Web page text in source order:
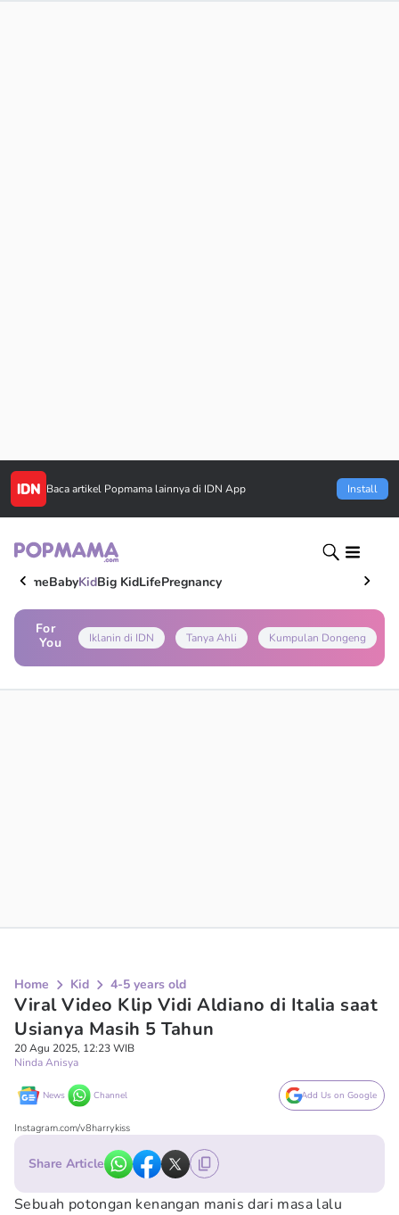
Baca artikel Popmama lainnya di IDN App Install
HomeBabyKidBig KidLifePregnancy
For
You
Iklanin di IDN Tanya Ahli Kumpulan Dongeng
Home Kid 4-5 years old
Viral Video Klip Vidi Aldiano di Italia saat
Usianya Masih 5 Tahun
20 Agu 2025, 12:23 WIB
Ninda Anisya
News Channel Add Us on Google
Instagram.com/v8harrykiss
Share Article
Sebuah potongan kenangan manis dari masa lalu